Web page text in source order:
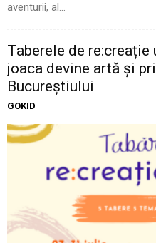
aventurii, al...
Taberele de re:creație
joaca devine artă și
Bucureștiului
GOKID